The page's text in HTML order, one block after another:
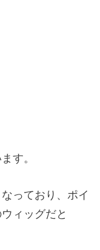
す。
っており、ポイ
ィッグだと